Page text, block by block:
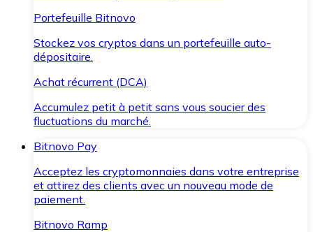
Portefeuille Bitnovo
Stockez vos cryptos dans un portefeuille auto-
dépositaire.
Achat récurrent (DCA)
Accumulez petit à petit sans vous soucier des
fluctuations du marché.
Bitnovo Pay
Acceptez les cryptomonnaies dans votre entreprise
et attirez des clients avec un nouveau mode de
paiement.
Bitnovo Ramp